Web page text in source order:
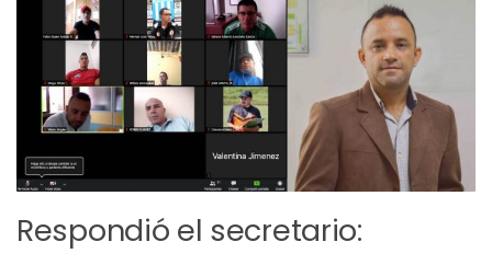
Respondió el secretario: